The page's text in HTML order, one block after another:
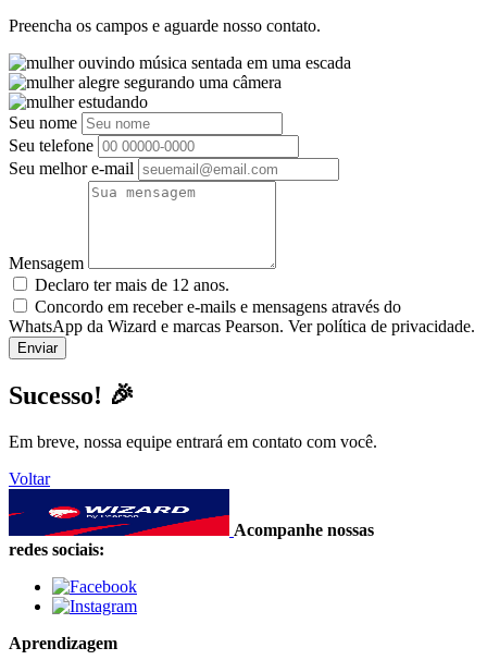
Preencha os campos e aguarde nosso contato.
Seu nome
Seu telefone
Seu melhor e-mail
Mensagem
Declaro ter mais de 12 anos.
Concordo em receber e-mails e mensagens através do
WhatsApp da Wizard e marcas Pearson. Ver política de privacidade.
Sucesso! 🎉
Em breve, nossa equipe entrará em contato com você.
Voltar
Acompanhe nossas
redes sociais:
Aprendizagem